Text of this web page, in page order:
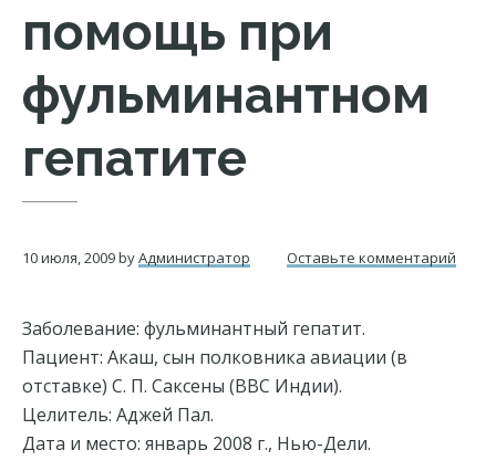
помощь при
фульминантном
гепатите
10 июля, 2009byАдминистратор Оставьте комментарий
Заболевание: фульминантный гепатит.
Пациент: Акаш, сын полковника авиации (в
отставке) С. П. Саксены (ВВС Индии).
Целитель: Аджей Пал.
Дата и место: январь 2008 г., Нью-Дели.